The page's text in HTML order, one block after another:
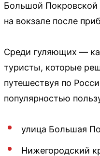
Большой Покровской
на вокзале после
Среди гуляющих —
туристы, которые
путешествуя по
популярностью
улица Большая
Нижегородский